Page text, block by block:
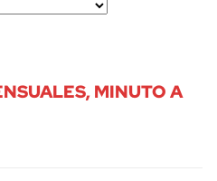
MINUTO A